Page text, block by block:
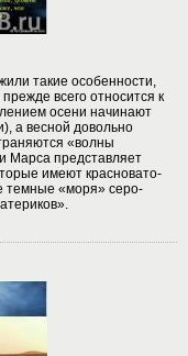
такие особенности,
всего относится к
осени начинают
а весной довольно
«волны
Марса представляет
имеют красновато-
темные «моря» серо-